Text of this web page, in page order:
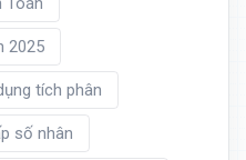
2025
tích phân
số nhân